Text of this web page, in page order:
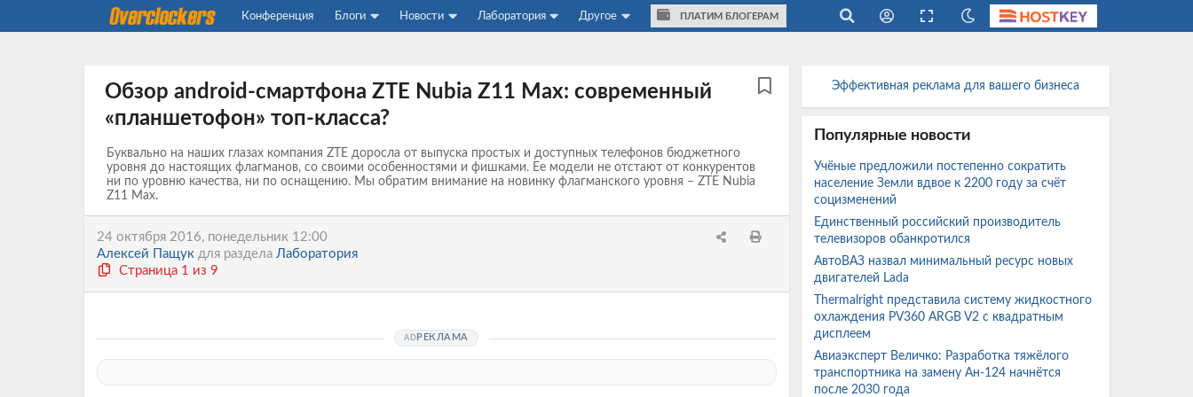
Конференция Блоги Новости Лаборатория Другое ПЛАТИМ БЛОГЕРАМ
Обзор android-смартфона ZTE Nubia Z11 Max: современный
«планшетофон» топ-класса?
Буквально на наших глазах компания ZTE доросла от выпуска простых и доступных телефонов бюджетного
уровня до настоящих флагманов, со своими особенностями и фишками. Ее модели не отстают от конкурентов
ни по уровню качества, ни по оснащению. Мы обратим внимание на новинку флагманского уровня – ZTE Nubia
Z11 Max.
24 октября 2016, понедельник 12:00
Алексей Пащук для раздела Лаборатория
Страница 1 из 9
РЕКЛАМА
Эффективная реклама для вашего бизнеса
Популярные новости
Учёные предложили постепенно сократить
население Земли вдвое к 2200 году за счёт
социзменений
Единственный российский производитель
телевизоров обанкротился
АвтоВАЗ назвал минимальный ресурс новых
двигателей Lada
Thermalright представила систему жидкостного
охлаждения PV360 ARGB V2 с квадратным
дисплеем
Авиаэксперт Величко: Разработка тяжёлого
транспортника на замену Ан-124 начнётся
после 2030 года